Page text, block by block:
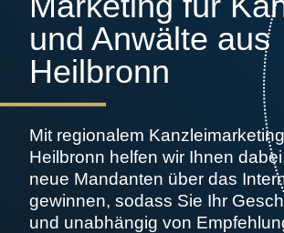
und Anwälte aus
Heilbronn
Mit regionalem
Heilbronn helfen wir Ihnen
neue Mandanten über das
gewinnen, sodass Sie Ihr
und unabhängig von